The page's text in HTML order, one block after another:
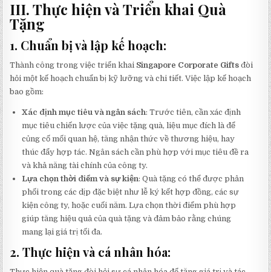
III. Thực hiện và Triển khai Quà
Tặng
1. Chuẩn bị và lập kế hoạch:
Thành công trong việc triển khai Singapore Corporate Gifts đòi
hỏi một kế hoạch chuẩn bị kỹ lưỡng và chi tiết. Việc lập kế hoạch
bao gồm:
Xác định mục tiêu và ngân sách: Trước tiên, cần xác định
mục tiêu chiến lược của việc tặng quà, liệu mục đích là để
củng cố mối quan hệ, tăng nhận thức về thương hiệu, hay
thúc đẩy hợp tác. Ngân sách cần phù hợp với mục tiêu đề ra
và khả năng tài chính của công ty.
Lựa chọn thời điểm và sự kiện: Quà tặng có thể được phân
phối trong các dịp đặc biệt như lễ ký kết hợp đồng, các sự
kiện công ty, hoặc cuối năm. Lựa chọn thời điểm phù hợp
giúp tăng hiệu quả của quà tặng và đảm bảo rằng chúng
mang lại giá trị tối đa.
2. Thực hiện và cá nhân hóa: